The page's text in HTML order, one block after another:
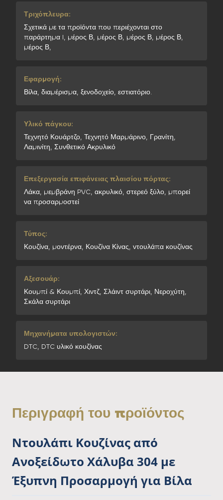
Τριχόπλευρα:
Σχετικά με τα προϊόντα που περιέχονται στο
παράρτημα I, μέρος Β, μέρος Β, μέρος Β, μέρος Β,
μέρος Β,
Εφαρμογή:
Βίλα, διαμέρισμα, ξενοδοχείο, εστιατόριο.
Υλικό πάγκου:
Τεχνητό Κουάρτζο, Τεχνητό Μαρμάρινο, Γρανίτη,
Λαμινίτη, Συνθετικό Ακρυλικό
Επεξεργασία επιφάνειας πλαισίου πόρτας:
Λάκα, μεμβράνη PVC, ακρυλικό, στερεό ξύλο, μπορεί
να προσαρμοστεί
Τύπος:
Κουζίνα, μοντέρνα, Κουζίνα Κίνας, ντουλάπα κουζίνας
Αξεσουάρ:
Κουμπί & Κουμπί, Χιντζ, Σλάιντ συρτάρι, Νεροχύτη,
Σκάλα συρτάρι
Μηχανήματα υπολογιστών:
DTC, DTC υλικό κουζίνας
Περιγραφή του προϊόντος
Ντουλάπι Κουζίνας από
Ανοξείδωτο Χάλυβα 304 με
Έξυπνη Προσαρμογή για Βίλα